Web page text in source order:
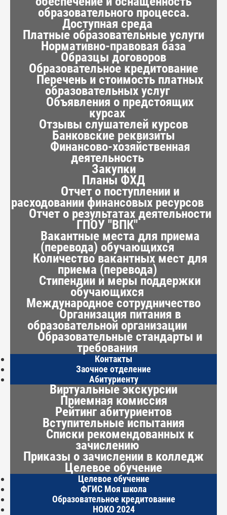
образовательного процесса.
Доступная среда
Платные образовательные услуги
Нормативно-правовая база
Образцы договоров
Образовательное кредитование
Перечень и стоимость платных
образовательных услуг
Объявления о предстоящих
курсах
Отзывы слушателей курсов
Банковские реквизиты
Финансово-хозяйственная
деятельность
Закупки
Планы ФХД
Отчет о поступлении и
расходовании финансовых ресурсов
Отчет о результатах деятельности
ГПОУ "ВПК"
Вакантные места для приема
(перевода) обучающихся
Количество вакантных мест для
приема (перевода)
Стипендии и меры поддержки
обучающихся
Международное сотрудничество
Организация питания в
образовательной организации
Образовательные стандарты и
требования
Контакты
Заочное отделение
Абитуриенту
Виртуальные экскурсии
Приемная комиссия
Рейтинг абитуриентов
Вступительные испытания
Списки рекомендованных к
зачислению
Приказы о зачислении в колледж
Целевое обучение
Целевое обучение
ФГИС Моя школа
Образовательное кредитование
НОКО 2024